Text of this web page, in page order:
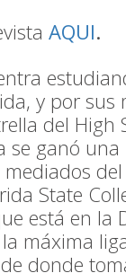
AQUI.
y por sus
del High
se ganó una
State
está en la
máxima
donde